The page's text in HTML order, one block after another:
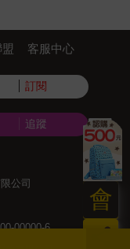
員
會
客服中心
訂閱
追蹤
公司
00000-6